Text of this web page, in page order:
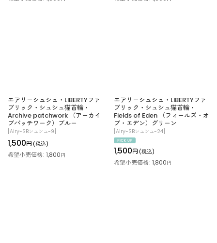
エアリーシュシュ・LIBERTYファ
ブリック・シュシュ猫首輪・
Archive patchwork （アーカイ
ブパッチワーク）ブルー
[Airy-SBシュシュ-9]
1,500円 (税込)
希望小売価格: 1,800円
エアリーシュシュ・LIBERTYファ
ブリック・シュシュ猫首輪・
Fields of Eden （フィールズ・オ
ブ・エデン）グリーン
[Airy-SBシュシュ-24]
1,500円 (税込)
希望小売価格: 1,800円